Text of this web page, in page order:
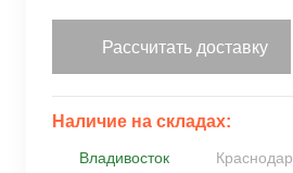
Рассчитать доставку
Наличие на складах:
Владивосток Краснодар